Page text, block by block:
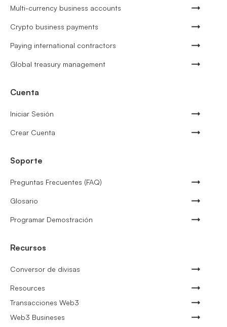
Multi-currency business accounts
Crypto business payments
Paying international contractors
Global treasury management
Cuenta
Iniciar Sesión
Crear Cuenta
Soporte
Preguntas Frecuentes (FAQ)
Glosario
Programar Demostración
Recursos
Conversor de divisas
Resources
Transacciones Web3
Web3 Busineses